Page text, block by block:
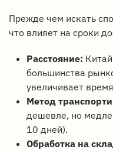
Прежде чем искать
что влияет на сроки
Расстояние:
большинства
увеличивает
Метод
дешевле, но
10 дней).
Обработка на